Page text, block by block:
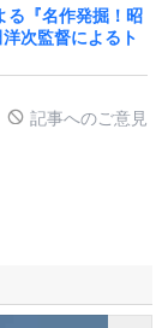
る『名作発掘！昭
次監督によるト
記事へのご意見